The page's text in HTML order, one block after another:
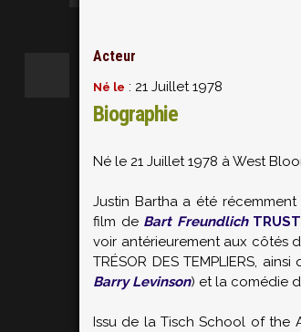
Acteur
Né le : 21 Juillet 1978
Biographie
Né le 21 Juillet 1978 à West
Justin Bartha a été
film de Bart Freundlich
voir antérieurement aux côtés
TRÉSOR DES TEMPLIERS,
Barry Levinson) et la comédie
Issu de la Tisch School of the